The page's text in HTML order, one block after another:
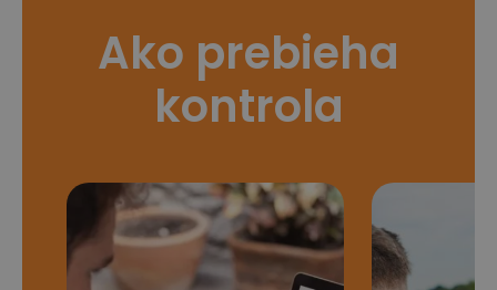
Ako prebieha
kontrola